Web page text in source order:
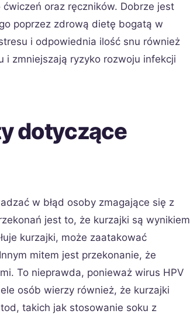
oraz ręczników. Dobrze jest
poprzez zdrową dietę bogatą w
i odpowiednia ilość snu również
i zmniejszają ryzyko rozwoju infekcji
dotyczące
w błąd osoby zmagające się z
jest to, że kurzajki są wynikiem
kurzajki, może zaatakować
mitem jest przekonanie, że
To nieprawda, ponieważ wirus HPV
osób wierzy również, że kurzajki
takich jak stosowanie soku z